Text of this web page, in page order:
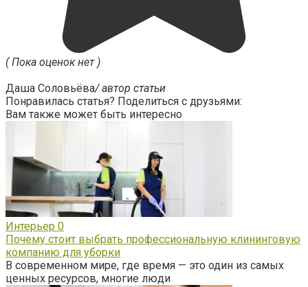
( Пока оценок нет )
Даша Соловьёва/ автор статьи
Понравилась статья? Поделиться с друзьями:
Вам также может быть интересно
Интерьер 0
Почему стоит выбрать профессиональную клининговую
компанию для уборки
В современном мире, где время — это один из самых
ценных ресурсов, многие люди